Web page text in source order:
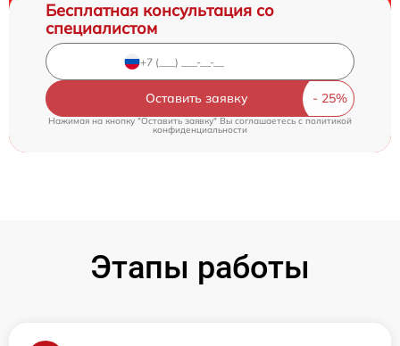
Бесплатная консультация со
специалистом
Оставить заявку
Нажимая на кнопку "Оставить заявку" Вы соглашаетесь c политикой
конфиденциальности
Этапы работы